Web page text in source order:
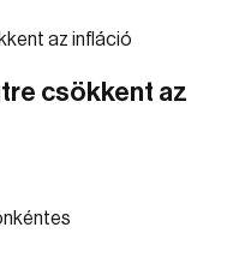
csökkent az